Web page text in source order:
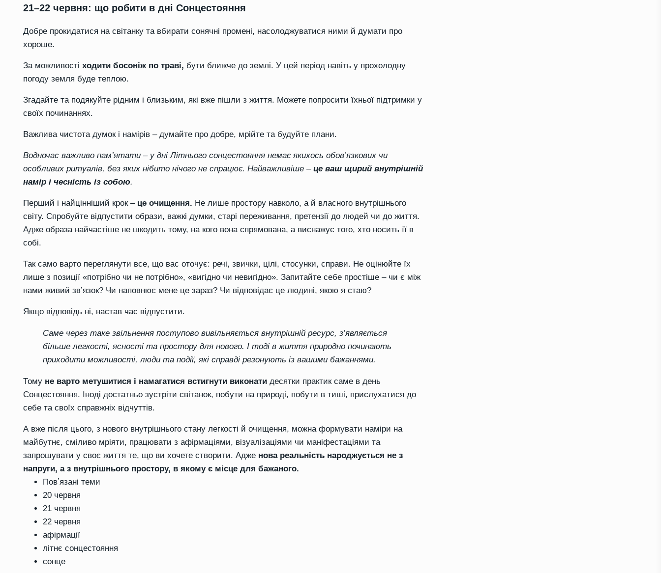
21–22 червня: що робити в дні Сонцестояння
Добре прокидатися на світанку та вбирати сонячні промені, насолоджуватися ними й думати про
хороше.
За можливості ходити босоніж по траві, бути ближче до землі. У цей період навіть у прохолодну
погоду земля буде теплою.
Згадайте та подякуйте рідним і близьким, які вже пішли з життя. Можете попросити їхньої підтримки у
своїх починаннях.
Важлива чистота думок і намірів – думайте про добре, мрійте та будуйте плани.
Водночас важливо пам’ятати – у дні Літнього сонцестояння немає якихось обов’язкових чи
особливих ритуалів, без яких нібито нічого не спрацює. Найважливіше – це ваш щирий внутрішній
намір і чесність із собою.
Перший і найцінніший крок – це очищення. Не лише простору навколо, а й власного внутрішнього
світу. Спробуйте відпустити образи, важкі думки, старі переживання, претензії до людей чи до життя.
Адже образа найчастіше не шкодить тому, на кого вона спрямована, а виснажує того, хто носить її в
собі.
Так само варто переглянути все, що вас оточує: речі, звички, цілі, стосунки, справи. Не оцінюйте їх
лише з позиції «потрібно чи не потрібно», «вигідно чи невигідно». Запитайте себе простіше – чи є між
нами живий зв’язок? Чи наповнює мене це зараз? Чи відповідає це людині, якою я стаю?
Якщо відповідь ні, настав час відпустити.
Саме через таке звільнення поступово вивільняється внутрішній ресурс, з’являється
більше легкості, ясності та простору для нового. І тоді в життя природно починають
приходити можливості, люди та події, які справді резонують із вашими бажаннями.
Тому не варто метушитися і намагатися встигнути виконати десятки практик саме в день
Сонцестояння. Іноді достатньо зустріти світанок, побути на природі, побути в тиші, прислухатися до
себе та своїх справжніх відчуттів.
А вже після цього, з нового внутрішнього стану легкості й очищення, можна формувати наміри на
майбутнє, сміливо мріяти, працювати з афірмаціями, візуалізаціями чи маніфестаціями та
запрошувати у своє життя те, що ви хочете створити. Адже нова реальність народжується не з
напруги, а з внутрішнього простору, в якому є місце для бажаного.
Повʼязані теми
20 червня
21 червня
22 червня
афірмації
літнє сонцестояння
сонце